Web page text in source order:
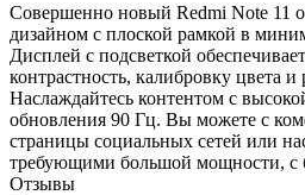
Совершенно новый Redmi Note 11
дизайном с плоской рамкой в
Дисплей с подсветкой
контрастность, калибровку цвета и
Наслаждайтесь контентом с
обновления 90 Гц. Вы можете с
страницы социальных сетей или
требующими большой мощности, с
Отзывы